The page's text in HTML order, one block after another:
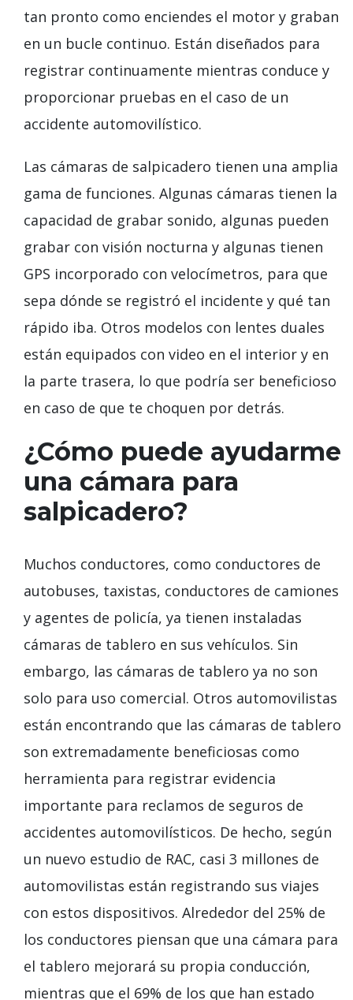
tan pronto como enciendes el motor y graban
en un bucle continuo. Están diseñados para
registrar continuamente mientras conduce y
proporcionar pruebas en el caso de un
accidente automovilístico.
Las cámaras de salpicadero tienen una amplia
gama de funciones. Algunas cámaras tienen la
capacidad de grabar sonido, algunas pueden
grabar con visión nocturna y algunas tienen
GPS incorporado con velocímetros, para que
sepa dónde se registró el incidente y qué tan
rápido iba. Otros modelos con lentes duales
están equipados con video en el interior y en
la parte trasera, lo que podría ser beneficioso
en caso de que te choquen por detrás.
¿Cómo puede ayudarme
una cámara para
salpicadero?
Muchos conductores, como conductores de
autobuses, taxistas, conductores de camiones
y agentes de policía, ya tienen instaladas
cámaras de tablero en sus vehículos. Sin
embargo, las cámaras de tablero ya no son
solo para uso comercial. Otros automovilistas
están encontrando que las cámaras de tablero
son extremadamente beneficiosas como
herramienta para registrar evidencia
importante para reclamos de seguros de
accidentes automovilísticos. De hecho, según
un nuevo estudio de RAC, casi 3 millones de
automovilistas están registrando sus viajes
con estos dispositivos. Alrededor del 25% de
los conductores piensan que una cámara para
el tablero mejorará su propia conducción,
mientras que el 69% de los que han estado